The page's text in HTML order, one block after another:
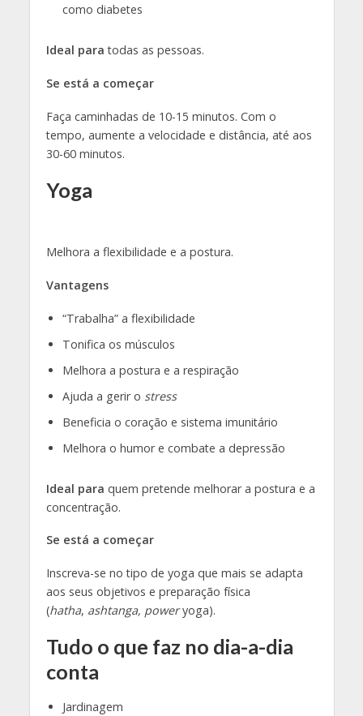
como diabetes
Ideal para todas as pessoas.
Se está a começar
Faça caminhadas de 10-15 minutos. Com o
tempo, aumente a velocidade e distância, até aos
30-60 minutos.
Yoga
Melhora a flexibilidade e a postura.
Vantagens
“Trabalha” a flexibilidade
Tonifica os músculos
Melhora a postura e a respiração
Ajuda a gerir o stress
Beneficia o coração e sistema imunitário
Melhora o humor e combate a depressão
Ideal para quem pretende melhorar a postura e a
concentração.
Se está a começar
Inscreva-se no tipo de yoga que mais se adapta
aos seus objetivos e preparação física
(hatha, ashtanga, poweryoga).
Tudo o que faz no dia-a-dia
conta
Jardinagem